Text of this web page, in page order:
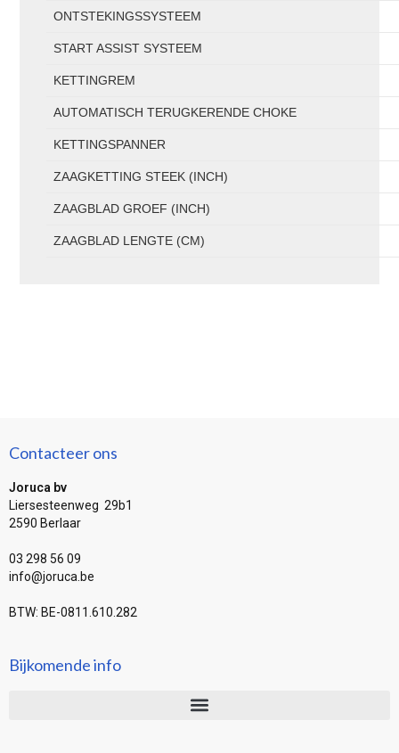
ONTSTEKINGSSYSTEEM
START ASSIST SYSTEEM
KETTINGREM
AUTOMATISCH TERUGKERENDE CHOKE
KETTINGSPANNER
ZAAGKETTING STEEK (INCH)
ZAAGBLAD GROEF (INCH)
ZAAGBLAD LENGTE (CM)
Contacteer ons
Joruca bv
Liersesteenweg 29b1
2590 Berlaar
03 298 56 09
info@joruca.be
BTW: BE-0811.610.282
Bijkomende info